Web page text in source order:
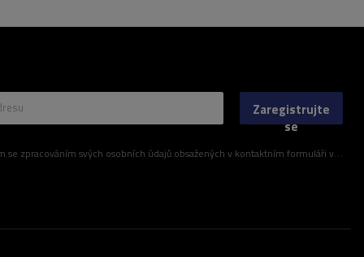
svých osobních údajů obsažených v kontaktním formuláři v souladu s nařízením Evropského parlamentu a Rady (EU)
Zaregistrujte
se